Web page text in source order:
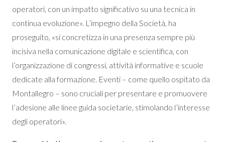
operatori, con un impatto significativo su una tecnica in
continua evoluzione». L’impegno della Società, ha
proseguito, «si concretizza in una presenza sempre più
incisiva nella comunicazione digitale e scientifica, con
l’organizzazione di congressi, attività informative e scuole
dedicate alla formazione. Eventi – come quello ospitato da
Montallegro – sono cruciali per presentare e promuovere
l’adesione alle linee guida societarie, stimolando l’interesse
degli operatori».